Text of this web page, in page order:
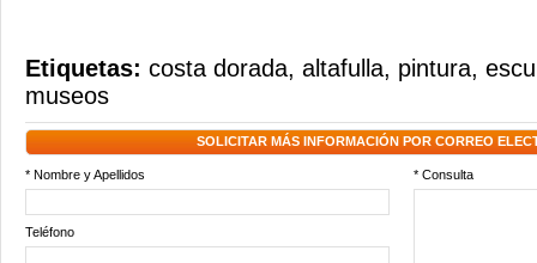
Etiquetas: costa dorada, altafulla, pintura,
museos
SOLICITAR MÁS INFORMACIÓN POR CORREO
* Nombre y Apellidos * Consulta
Teléfono